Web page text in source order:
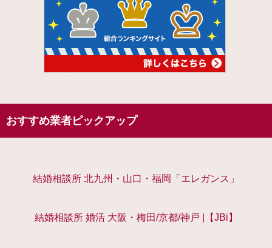
おすすめ業者ピックアップ
結婚相談所 北九州・山口・福岡「エレガンス」
結婚相談所 婚活 大阪・梅田/京都/神戸 |【JBi】